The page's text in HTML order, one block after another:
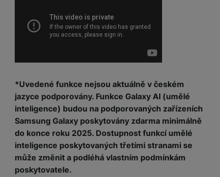
*Uvedené funkce nejsou aktuálně v českém
jazyce podporovány. Funkce Galaxy AI (umělé
inteligence) budou na podporovaných zařízeních
Samsung Galaxy poskytovány zdarma minimálně
do konce roku 2025. Dostupnost funkcí umělé
inteligence poskytovaných třetími stranami se
může změnit a podléhá vlastním podmínkám
poskytovatele.